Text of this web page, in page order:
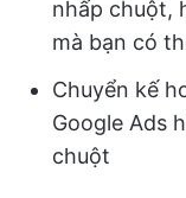
nhấp chuột,
mà bạn có
Chuyển kế
Google Ads
chuột